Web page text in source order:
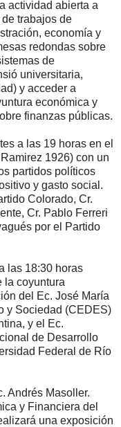
actividad abierta a
trabajos de
economía y
redondas sobre
de
universitaria,
y acceder a
económica y
finanzas públicas.
a las 19 horas en el
1926) con un
partidos políticos
y gasto social.
Colorado, Cr.
Cr. Pablo Ferreri
por el Partido
las 18:30 horas
la coyuntura
del Ec. José María
y Sociedad (CEDES)
y el Ec.
de Desarrollo
Federal de Río
Andrés Masoller.
y Financiera del
una exposición